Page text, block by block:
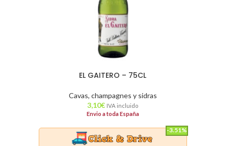
EL GAITERO – 75CL
Cavas, champagnes y sidras
3,10€ IVA incluido
Envio a toda España
-3.51%